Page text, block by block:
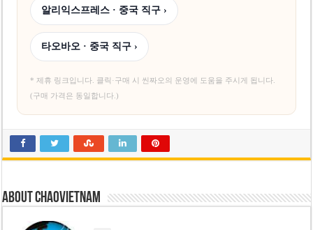
알리익스프레스 · 중국 직구 ›
타오바오 · 중국 직구 ›
* 제휴 링크입니다. 클릭·구매 시 씬짜오의 운영에 도움을 주시게 됩니다.
(구매 가격은 동일합니다.)
About chaovietnam